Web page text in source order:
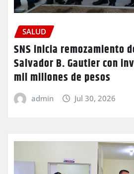
SALUD
SNS inicia remozamiento
Salvador B. Gautier con
mil millones de pesos
admin Jul 30, 2026